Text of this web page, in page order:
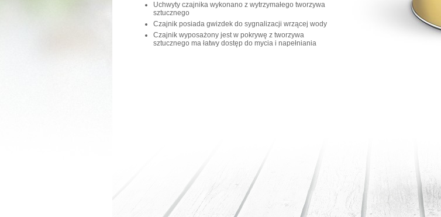
Uchwyty czajnika wykonano z wytrzymałego tworzywa
sztucznego
Czajnik posiada gwizdek do sygnalizacji wrzącej wody
Czajnik wyposażony jest w pokrywę z tworzywa
sztucznego ma łatwy dostęp do mycia i napełniania